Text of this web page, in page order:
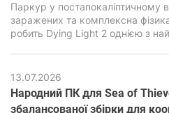
Паркур у постапокаліптичному
заражених та комплексна
робить Dying Light 2 однією з
гарну картинку, просунуту
вимагає підвищеної
13.07.2026
Народний ПК для Sea of
збалансованої збірки для